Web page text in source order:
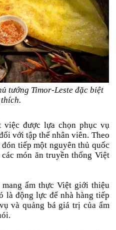
tướng Timor-Leste đặc biệt
được lựa chọn phục vụ
với tập thể nhân viên. Theo
tiếp một nguyên thủ quốc
món ăn truyền thống Việt
ẩm thực Việt giới thiệu
là động lực để nhà hàng tiếp
và quảng bá giá trị của ẩm